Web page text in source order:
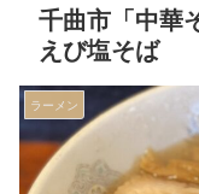
千曲市「中華
えび塩そば
ラーメン